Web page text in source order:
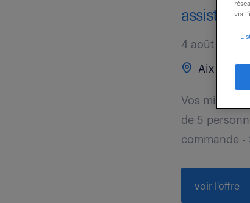
assistant
4 août 2026
Aix En
Vos
de 5
commande -
voir l'offre
via